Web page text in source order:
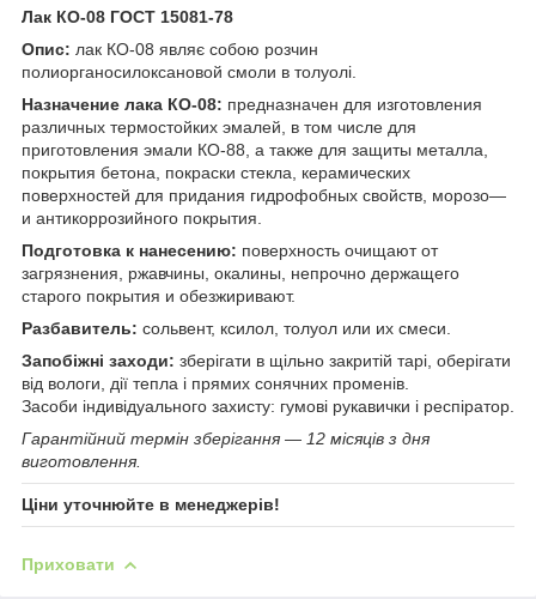
Лак КО-08 ГОСТ 15081-78
Опис: лак КО-08 являє собою розчин
полиорганосилоксановой смоли в толуолі.
Назначение лака КО-08: предназначен для изготовления
различных термостойких эмалей, в том числе для
приготовления эмали КО-88, а также для защиты металла,
покрытия бетона, покраски стекла, керамических
поверхностей для придания гидрофобных свойств, морозо—
и антикоррозийного покрытия.
Подготовка к нанесению: поверхность очищают от
загрязнения, ржавчины, окалины, непрочно держащего
старого покрытия и обезжиривают.
Разбавитель: сольвент, ксилол, толуол или их смеси.
Запобіжні заходи: зберігати в щільно закритій тарі, оберігати
від вологи, дії тепла і прямих сонячних променів.
Засоби індивідуального захисту: гумові рукавички і респіратор.
Гарантійний термін зберігання — 12 місяців з дня
виготовлення.
Ціни уточнюйте в менеджерів!
Приховати